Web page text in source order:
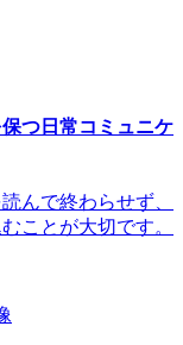
つ日常コミュニケ
んで終わらせず、
ことが大切です。